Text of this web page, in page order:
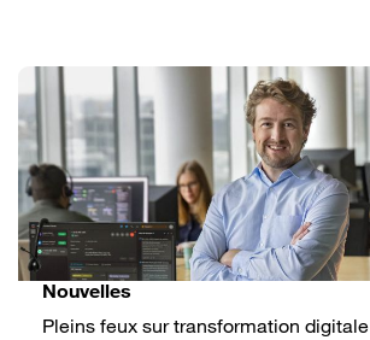
Nouvelles
Pleins feux sur transformation digitale